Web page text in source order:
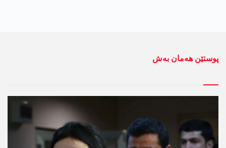
پوستێن ھەمان بەش